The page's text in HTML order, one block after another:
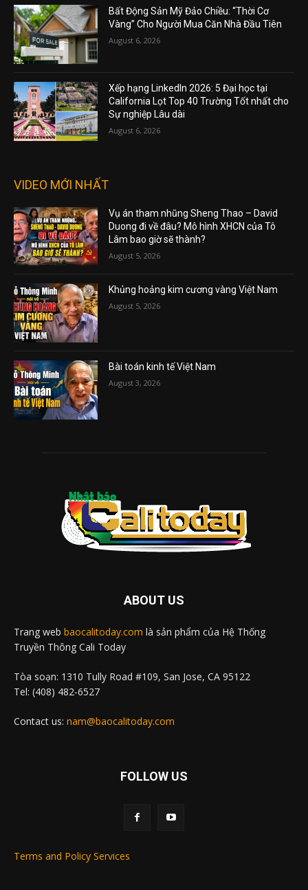
Bất Động Sản Mỹ Đảo Chiều: “Thời Cơ
Vàng” Cho Người Mua Căn Nhà Đầu Tiên
August 6, 2026
Xếp hạng LinkedIn 2026: 5 Đại học tại
California Lọt Top 40 Trường Tốt nhất cho
Sự nghiệp Lâu dài
August 6, 2026
VIDEO MỚI NHẤT
Vụ án tham nhũng Sheng Thao – David
Duong đi về đâu? Mô hình XHCN của Tô
Lâm bao giờ sẽ thành?
August 5, 2026
Khủng hoảng kim cương vàng Việt Nam
August 5, 2026
Bài toán kinh tế Việt Nam
August 3, 2026
ABOUT US
Trang web baocalitoday.com là sản phẩm của Hệ Thống
Truyền Thông Cali Today
Tòa soạn: 1310 Tully Road #109, San Jose, CA 95122
Tel: (408) 482-6527
Contact us: nam@baocalitoday.com
FOLLOW US
Terms and Policy Services